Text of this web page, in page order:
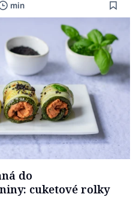
min
do
cuketové rolky